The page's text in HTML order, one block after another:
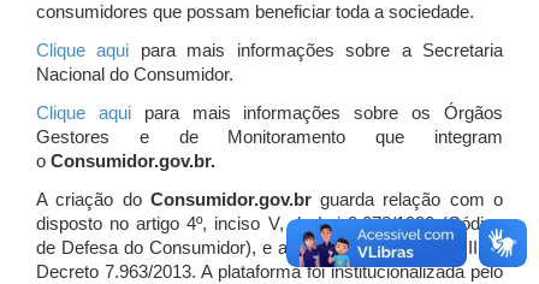
consumidores que possam beneficiar toda a sociedade.
Clique aqui para mais informações sobre a Secretaria
Nacional do Consumidor.
Clique aquipara mais informações sobre os Órgãos
Gestores e de Monitoramento que integram
o Consumidor.gov.br.
A criação do Consumidor.gov.brguarda relação com o
disposto no artigo 4º, inciso V, da Lei 8.078/1990 (Código
de Defesa do Consumidor), e artigo 7º, incisos I, II e III do
Decreto 7.963/2013. A plataforma foi institucionalizada pelo